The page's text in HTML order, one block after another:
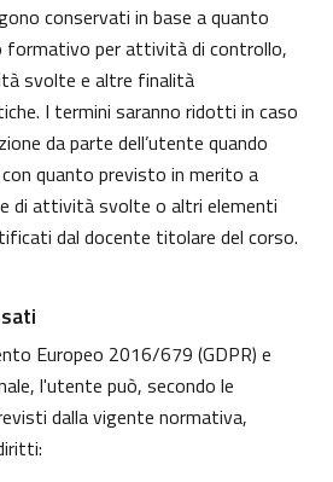
conservati in base a quanto
per attività di controllo,
svolte e altre finalità
I termini saranno ridotti in caso
da parte dell’utente quando
quanto previsto in merito a
di attività svolte o altri elementi
dal docente titolare del corso.
Europeo 2016/679 (GDPR) e
l'utente può, secondo le
dalla vigente normativa,